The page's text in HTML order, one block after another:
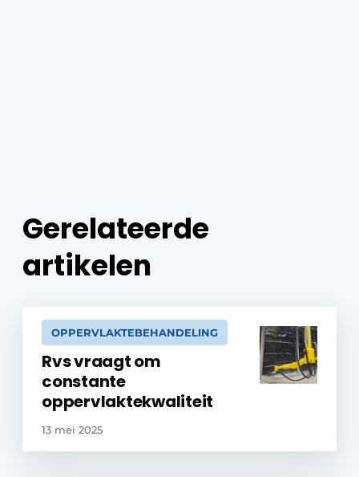
Gerelateerde
artikelen
OPPERVLAKTEBEHANDELING
Rvs vraagt om
constante
oppervlaktekwaliteit
13 mei 2025